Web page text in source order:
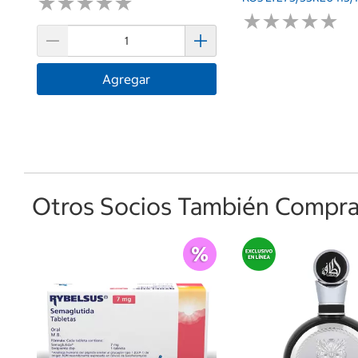
Agregar
★★★★★
★★★★★
Otros Socios También